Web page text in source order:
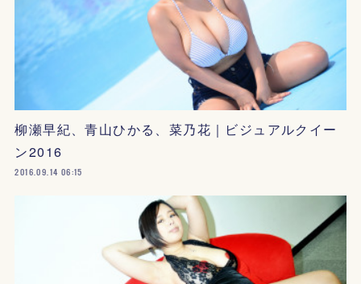
柳瀬早紀、青山ひかる、菜乃花｜ビジュアルクイー
ン2016
2016.09.14 06:15